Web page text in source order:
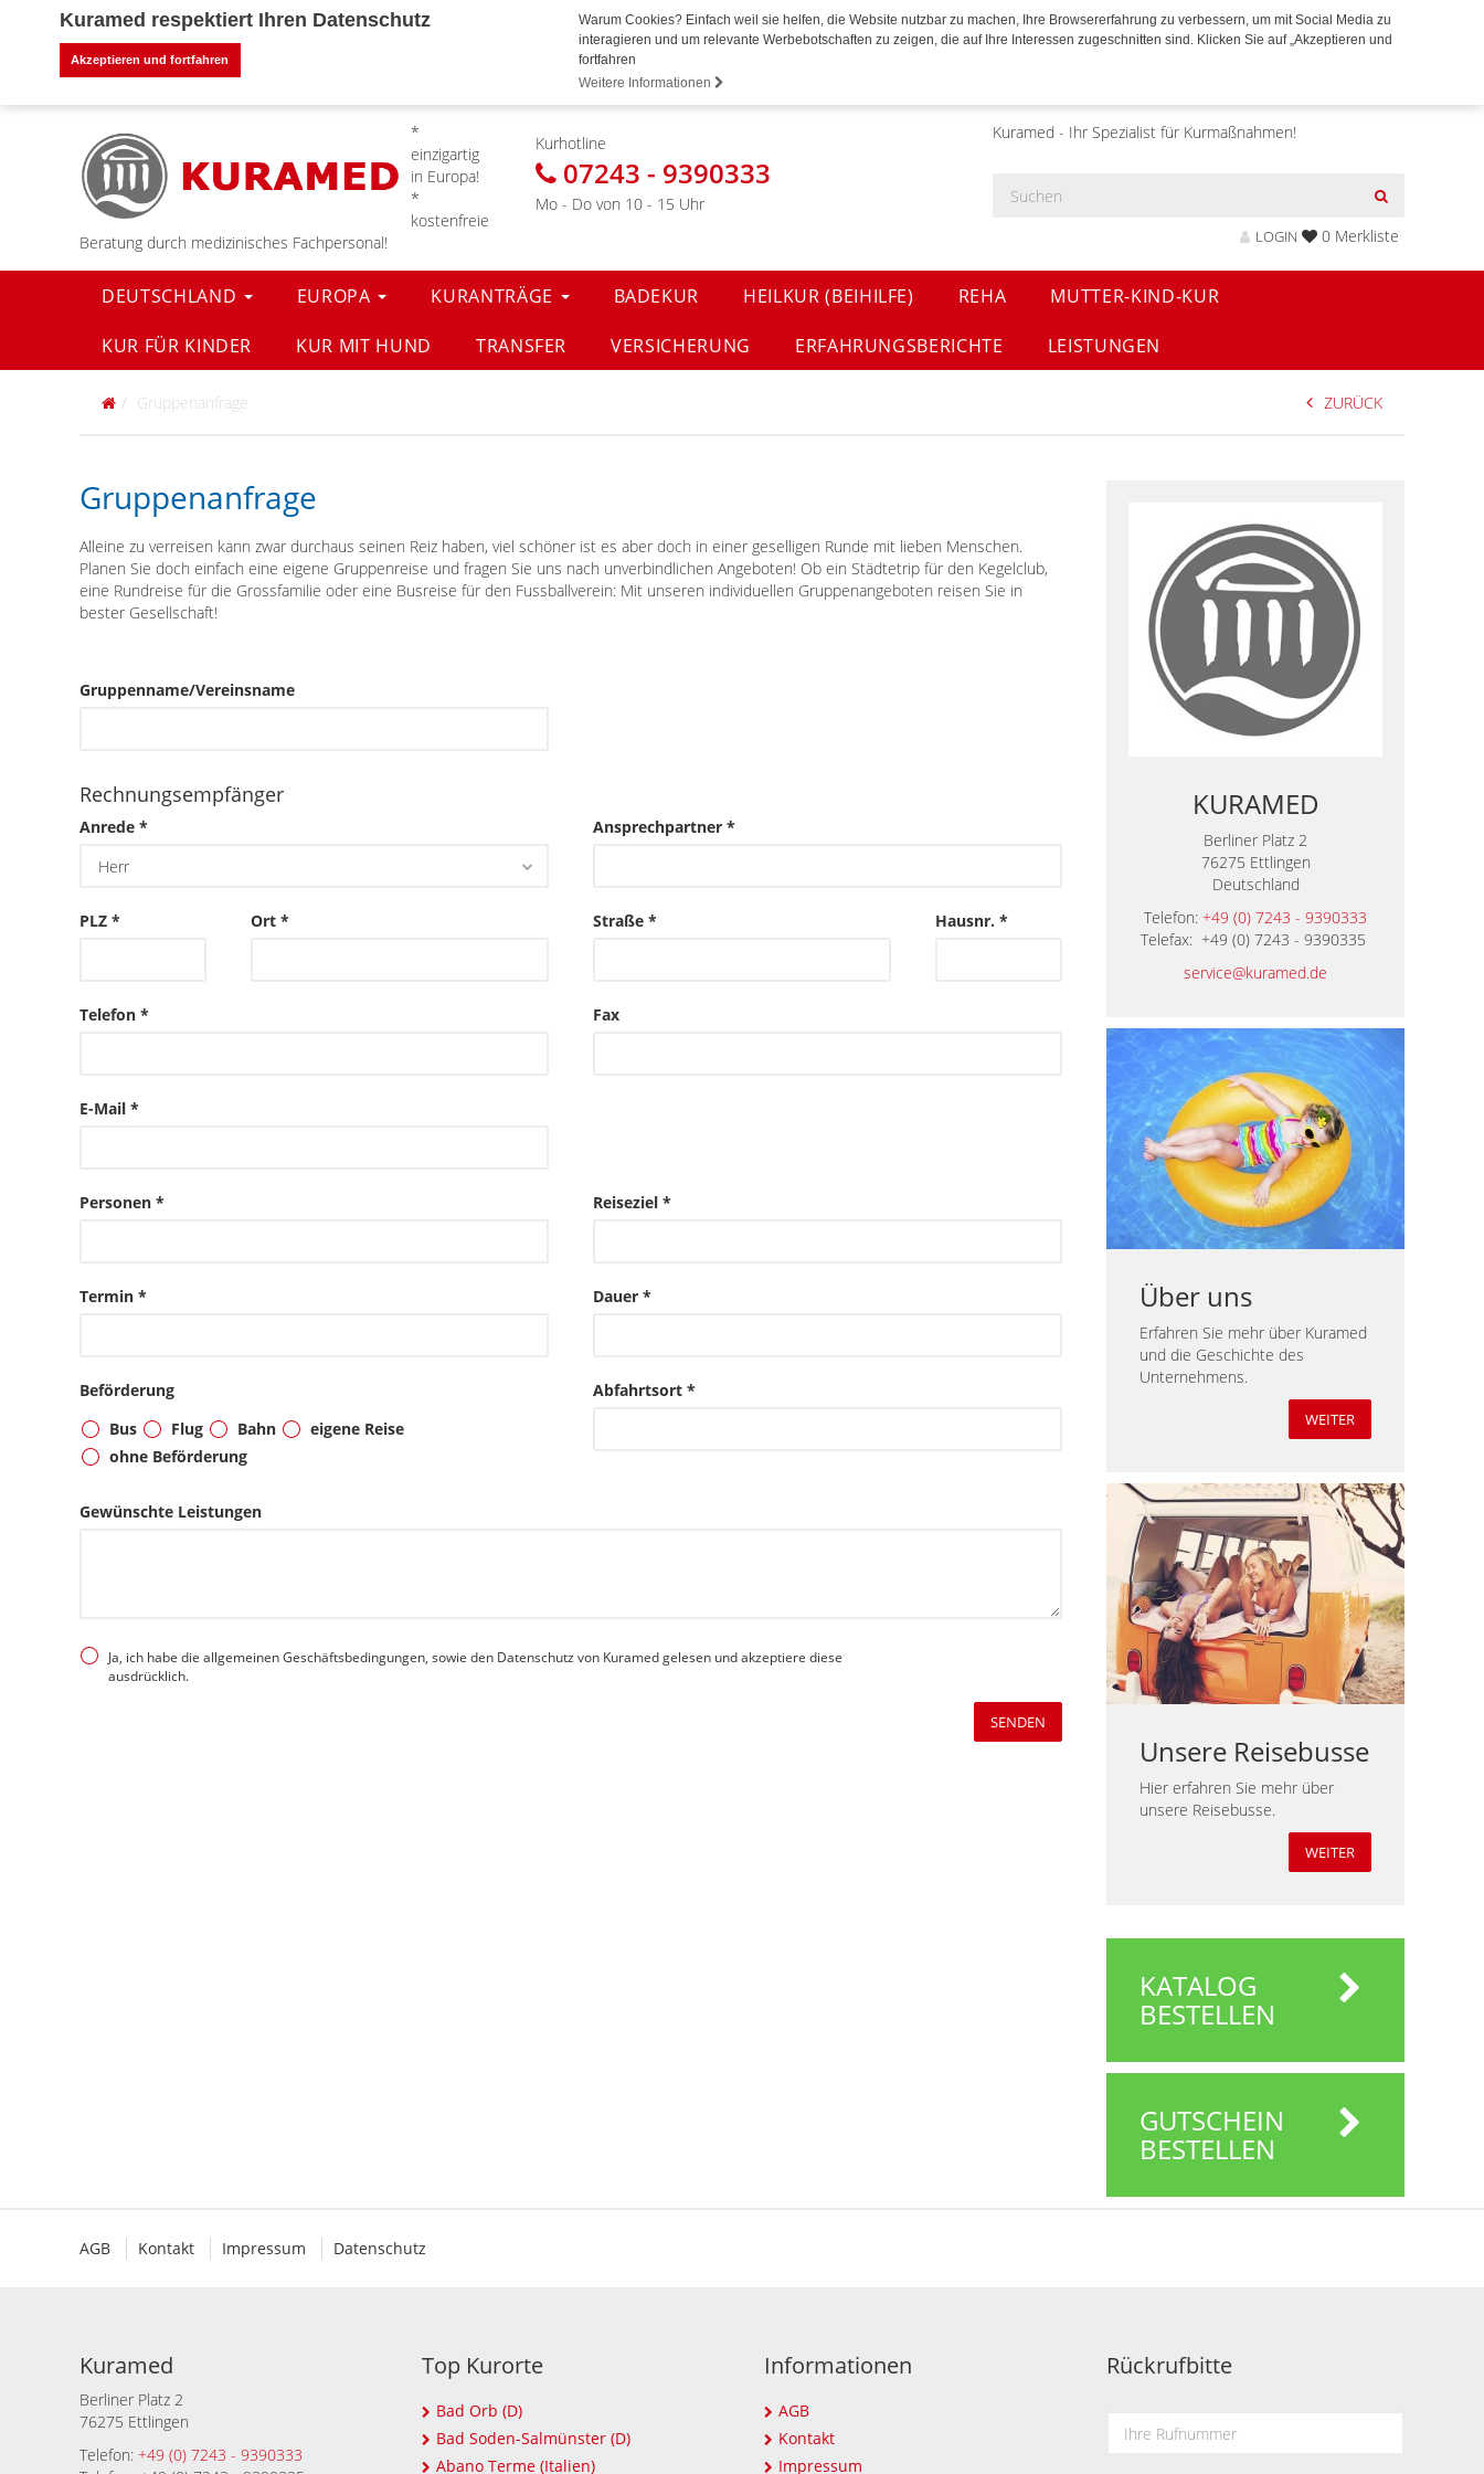
Kuramed respektiert Ihren Datenschutz
Warum Cookies? Einfach weil sie helfen, die Website nutzbar zu machen, Ihre Browsererfahrung zu verbessern, um mit Social Media zu
interagieren und um relevante Werbebotschaften zu zeigen, die auf Ihre Interessen zugeschnitten sind. Klicken Sie auf „Akzeptieren und
fortfahren
Weitere Informationen
Akzeptieren und fortfahren
*
einzigartig
in Europa!
*
kostenfreie
Beratung durch medizinisches Fachpersonal!
Kurhotline
07243 - 9390333
Mo - Do von 10 - 15 Uhr
Kuramed - Ihr Spezialist für Kurmaßnahmen!
LOGIN 0 Merkliste
DEUTSCHLAND EUROPA KURANTRÄGE BADEKUR HEILKUR (BEIHILFE) REHA MUTTER-KIND-KUR
KUR FÜR KINDER KUR MIT HUND TRANSFER VERSICHERUNG ERFAHRUNGSBERICHTE LEISTUNGEN
Gruppenanfrage ZURÜCK
Gruppenanfrage
Alleine zu verreisen kann zwar durchaus seinen Reiz haben, viel schöner ist es aber doch in einer geselligen Runde mit lieben Menschen.
Planen Sie doch einfach eine eigene Gruppenreise und fragen Sie uns nach unverbindlichen Angeboten! Ob ein Städtetrip für den Kegelclub,
eine Rundreise für die Grossfamilie oder eine Busreise für den Fussballverein: Mit unseren individuellen Gruppenangeboten reisen Sie in
bester Gesellschaft!
Gruppenname/Vereinsname
Rechnungsempfänger
Anrede * Ansprechpartner *
PLZ * Ort * Straße * Hausnr. *
Telefon * Fax
E-Mail *
Personen * Reiseziel *
Termin * Dauer *
Beförderung
Bus
Flug Bahn
eigene Reise
ohne Beförderung
Abfahrtsort *
Gewünschte Leistungen
Ja, ich habe die allgemeinen Geschäftsbedingungen, sowie den Datenschutz von Kuramed gelesen und akzeptiere diese
ausdrücklich.
SENDEN
KURAMED
Berliner Platz 2
76275 Ettlingen
Deutschland
Telefon: +49 (0) 7243 - 9390333
Telefax: +49 (0) 7243 - 9390335
service@kuramed.de
Über uns
Erfahren Sie mehr über Kuramed
und die Geschichte des
Unternehmens.
WEITER
Unsere Reisebusse
Hier erfahren Sie mehr über
unsere Reisebusse.
WEITER
KATALOG
BESTELLEN
GUTSCHEIN
BESTELLEN
AGB Kontakt Impressum Datenschutz
Kuramed
Berliner Platz 2
76275 Ettlingen
Telefon: +49 (0) 7243 - 9390333
Top Kurorte
Bad Orb (D)
Bad Soden-Salmünster (D)
Abano Terme (Italien)
Informationen
AGB
Kontakt
Impressum
Rückrufbitte